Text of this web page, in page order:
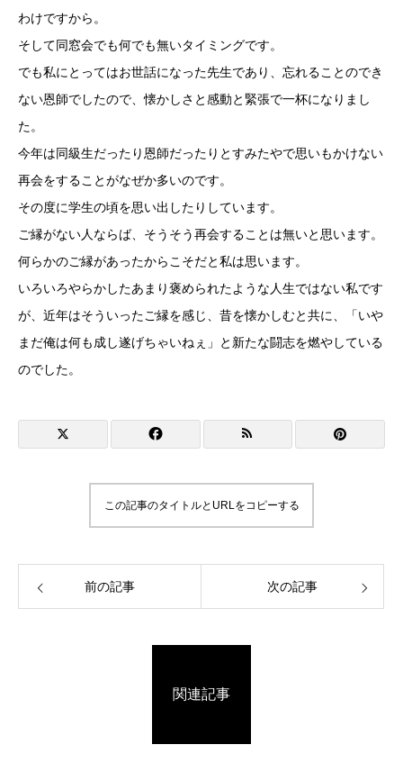
わけですから。
そして同窓会でも何でも無いタイミングです。
でも私にとってはお世話になった先生であり、忘れることのでき
ない恩師でしたので、懐かしさと感動と緊張で一杯になりまし
た。
今年は同級生だったり恩師だったりとすみたやで思いもかけない
再会をすることがなぜか多いのです。
その度に学生の頃を思い出したりしています。
ご縁がない人ならば、そうそう再会することは無いと思います。
何らかのご縁があったからこそだと私は思います。
いろいろやらかしたあまり褒められたような人生ではない私です
が、近年はそういったご縁を感じ、昔を懐かしむと共に、「いや
まだ俺は何も成し遂げちゃいねぇ」と新たな闘志を燃やしている
のでした。
この記事のタイトルとURLをコピーする
前の記事 次の記事
関連記事